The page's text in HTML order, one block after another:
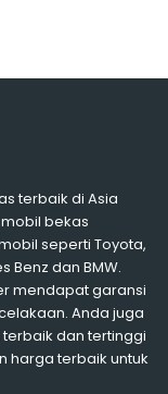
terbaik di Asia
bekas
seperti Toyota,
Benz dan BMW.
mendapat garansi
Anda juga
dan tertinggi
harga terbaik untuk